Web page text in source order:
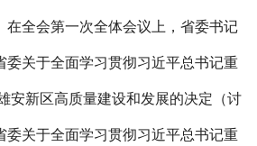
在全会第一次全体会议上，省委书记
委关于全面学习贯彻习近平总书记重
安新区高质量建设和发展的决定（讨
委关于全面学习贯彻习近平总书记重